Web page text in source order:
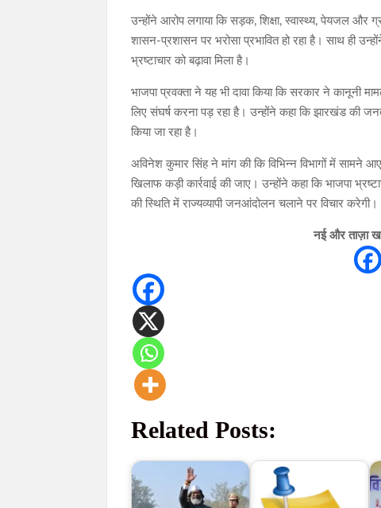
उन्होंने आरोप लगाया कि सड़क, शिक्षा, स्वास्थ्य, पेयजल और
शासन-प्रशासन पर भरोसा प्रभावित हो रहा है। साथ ही
भ्रष्टाचार को बढ़ावा मिला है।
भाजपा प्रवक्ता ने यह भी दावा किया कि सरकार ने कानूनी
लिए संघर्ष करना पड़ रहा है। उन्होंने कहा कि झारखंड की
किया जा रहा है।
अविनेश कुमार सिंह ने मांग की कि विभिन्न विभागों में सामने
खिलाफ कड़ी कार्रवाई की जाए। उन्होंने कहा कि भाजपा
की स्थिति में राज्यव्यापी जनआंदोलन चलाने पर विचार करेगी।
नई और ताज़ा
Related Posts: